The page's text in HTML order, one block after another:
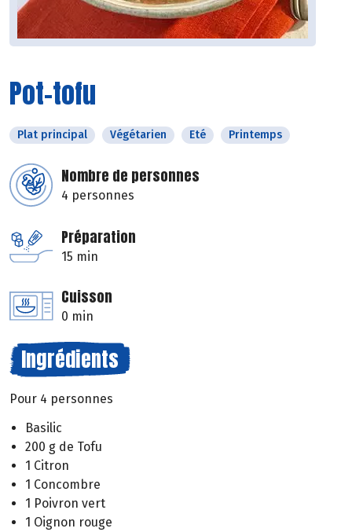
Pot-tofu
Plat principal Végétarien Eté Printemps
Nombre de personnes
4 personnes
Préparation
15 min
Cuisson
0 min
Ingrédients
Pour 4 personnes
Basilic
200 g de Tofu
1 Citron
1 Concombre
1 Poivron vert
1 Oignon rouge